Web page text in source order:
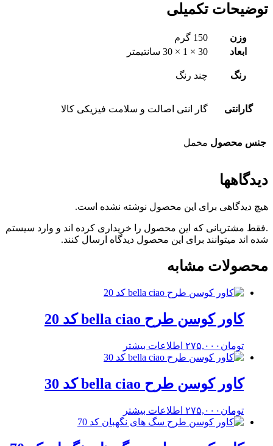
توضیحات تکمیلی
وزن
150 گرم
ابعاد
30 × 1 × 30 سانتیمتر
رنگ چند رنگ
گارانتی گار انتی اصالت و سلامت فیزیکی کالا
جنس محصول مخمل
دیدگاهها
هیچ دیدگاهی برای این محصول نوشته نشده است.
.فقط مشتریانی که این محصول را خریداری کرده اند و وارد سیستم
شده اند میتوانند برای این محصول دیدگاه ارسال کنند.
محصولات مشابه
کاور کوسن طرح bella ciao کد 20
تومان ۲۷۵,۰۰۰ اطلاعات بیشتر
کاور کوسن طرح bella ciao کد 30
تومان ۲۷۵,۰۰۰ اطلاعات بیشتر